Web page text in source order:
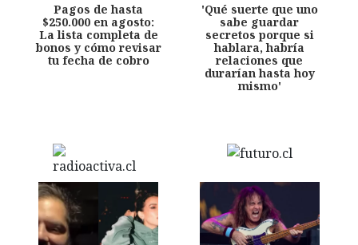
Pagos de hasta
$250.000 en agosto:
La lista completa de
bonos y cómo revisar
tu fecha de cobro
'Qué suerte que uno
sabe guardar
secretos porque si
hablara, habría
relaciones que
durarían hasta hoy
mismo'